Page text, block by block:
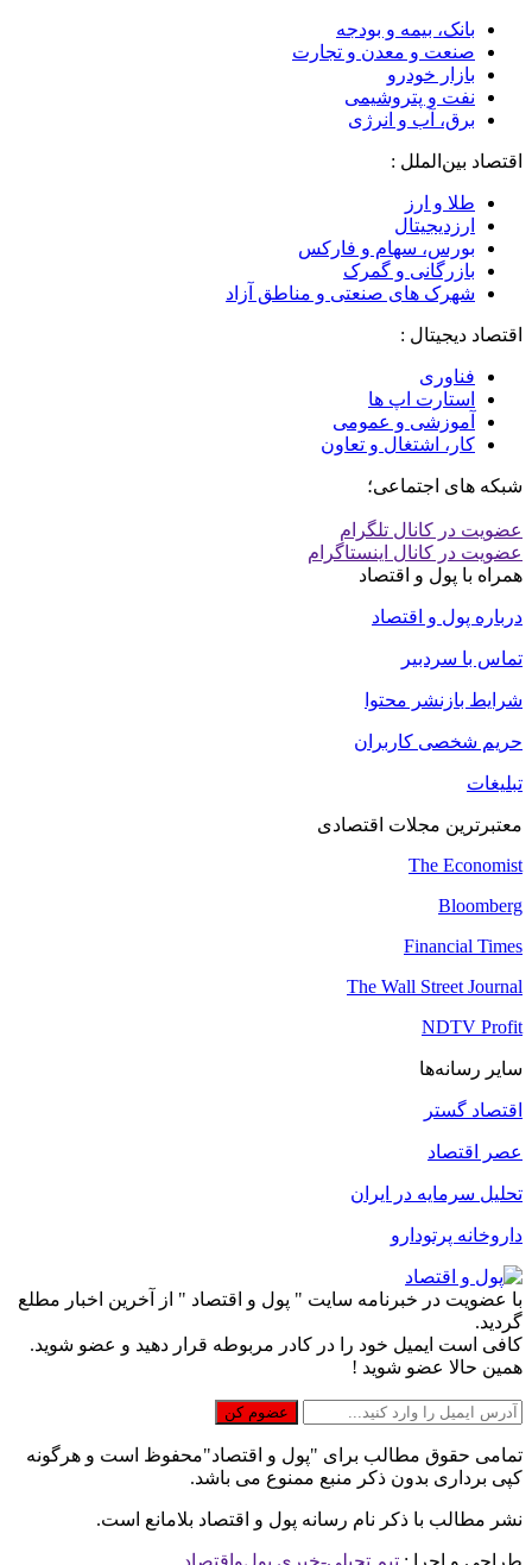
بانک، بیمه و بودجه
صنعت و معدن و تجارت
بازار خودرو
نفت و پتروشیمی
برق، آب و انرژی
اقتصاد بین‌الملل :
طلا و ارز
ارزدیجیتال
بورس، سهام و فارکس
بازرگانی و گمرک
شهرک های صنعتی و مناطق آزاد
اقتصاد دیجیتال :
فناوری
استارت اپ ها
آموزشی و عمومی
کار، اشتغال و تعاون
شبکه های اجتماعی؛
عضویت در کانال تلگرام
عضویت در کانال اینستاگرام
همراه با پول و اقتصاد
درباره پول و اقتصاد
تماس با سردبیر
شرایط بازنشر محتوا
حریم شخصی کاربران
تبلیغات
معتبرترین مجلات اقتصادی
The Economist
Bloomberg
Financial Times
The Wall Street Journal
NDTV Profit
سایر رسانه‌ها
اقتصاد گستر
عصر اقتصاد
تحلیل سرمایه در ایران
داروخانه پرتودارو
با عضویت در خبرنامه سایت " پول و اقتصاد " از آخرین اخبار مطلع
گردید.
کافی است ایمیل خود را در کادر مربوطه قرار دهید و عضو شوید.
همین حالا عضو شوید !
تمامی حقوق مطالب برای "پول و اقتصاد"محفوظ است و هرگونه
کپی برداری بدون ذکر منبع ممنوع می باشد.
نشر مطالب با ذکر نام رسانه پول و اقتصاد بلامانع است.